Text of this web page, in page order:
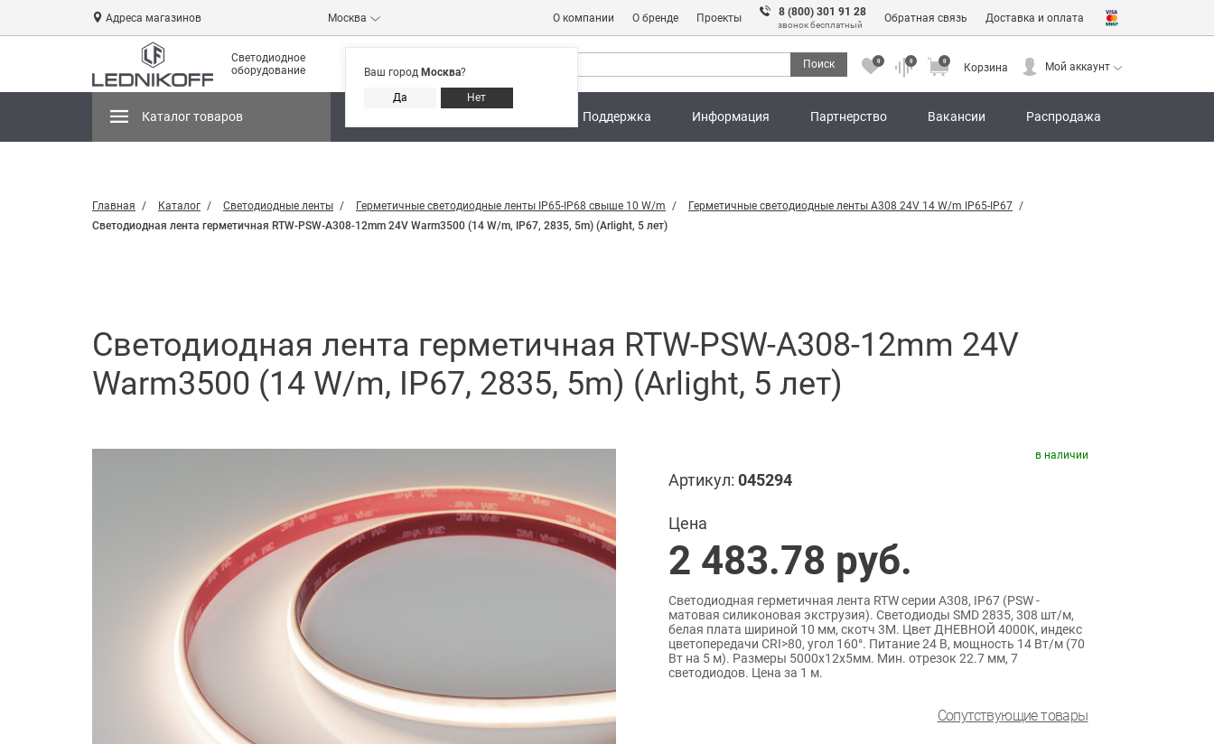
Адреса магазинов Москва
Ваш город Москва?
Да
Нет
О компании О бренде Проекты 8 (800) 301 91 28
звонок бесплатный
Обратная связь Доставка и оплата
Светодиодное
оборудование
Поиск 0 0 0
Корзина Мой аккаунт
Каталог товаров Поддержка Информация Партнерство Вакансии Распродажа
Адреса магазинов 8 (800) 301 91 28 Корзина Мой аккаунт
Главная Каталог Светодиодные ленты Герметичные светодиодные ленты IP65-IP68 свыше 10 W/m
Герметичные светодиодные ленты A308 24V 14 W/m IP65-IP67
Светодиодная лента герметичная RTW-PSW-A308-12mm 24V Warm3500 (14 W/m, IP67, 2835, 5m) (Arlight, 5 лет)
Светодиодная лента герметичная RTW-PSW-A308-12mm 24V
Warm3500 (14 W/m, IP67, 2835, 5m) (Arlight, 5 лет)
в наличии
Артикул: 045294
Цена
2 483.78 руб.
Светодиодная герметичная лента RTW серии A308, IP67 (PSW -
матовая силиконовая экструзия). Светодиоды SMD 2835, 308 шт/м,
белая плата шириной 10 мм, скотч 3M. Цвет ДНЕВНОЙ 4000K, индекс
цветопередачи CRI>80, угол 160°. Питание 24 В, мощность 14 Вт/м (70
Вт на 5 м). Размеры 5000x12x5мм. Мин. отрезок 22.7 мм, 7
светодиодов. Цена за 1 м.
Сопутствующие товары